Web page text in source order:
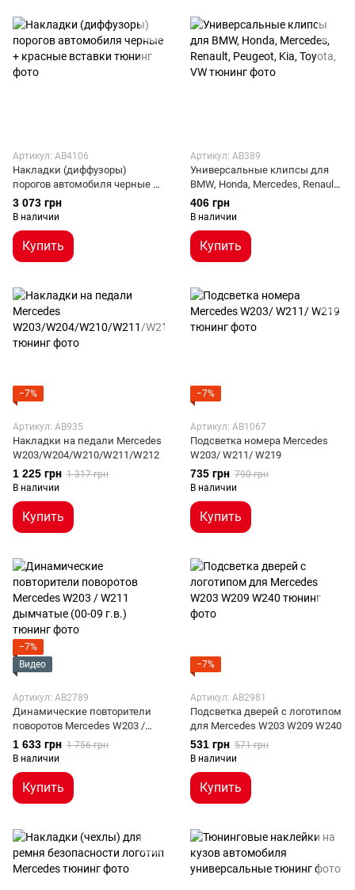
Артикул: AB4106
Накладки (диффузоры)
порогов автомобиля черные +
красные вставки
3 073 грн
В наличии
Купить
Артикул: AB389
Универсальные клипсы для
BMW, Honda, Mercedes, Renault,
Peugeot, Kia, Toyota, VW
406 грн
В наличии
Купить
−7%
Артикул: AB935
Накладки на педали Mercedes
W203/W204/W210/W211/W212
1 225 грн 1 317 грн
В наличии
Купить
−7%
Артикул: AB1067
Подсветка номера Mercedes
W203/ W211/ W219
735 грн 790 грн
В наличии
Купить
−7%
Видео
Артикул: AB2789
Динамические повторители
поворотов Mercedes W203 /
W211 дымчатые (00-09 г.в.)
1 633 грн 1 756 грн
В наличии
Купить
−7%
Артикул: AB2981
Подсветка дверей с логотипом
для Mercedes W203 W209 W240
531 грн 571 грн
В наличии
Купить